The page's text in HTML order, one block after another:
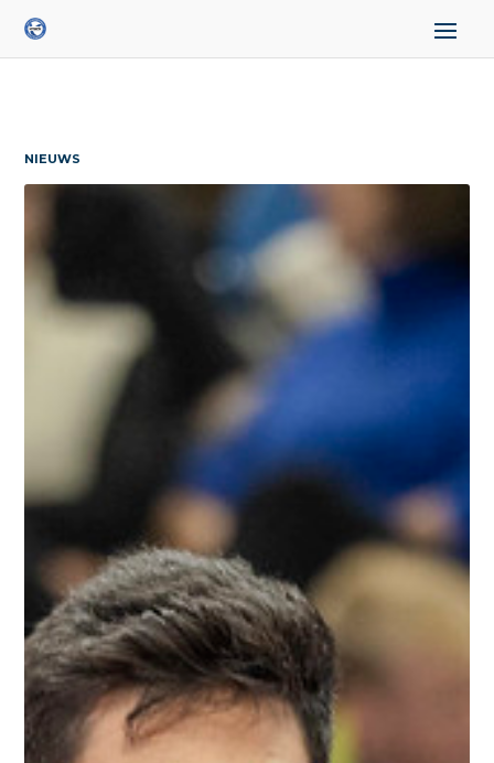
NIEUWS